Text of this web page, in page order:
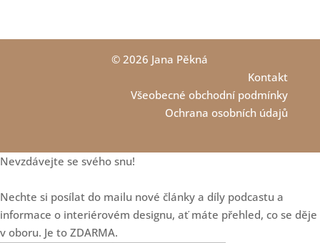
Loading...
Staněk Dvořákovou
35:37
designéři nerostou
Ale co když se to okouká?
Aneb proč Češi nejsou v
interiérech odvážní a co s tím
dělat.
19:47
© 2026 Jana Pěkná
Kontakt
Všeobecné obchodní podmínky
Ochrana osobních údajů
Nevzdávejte se svého snu!
Nechte si posílat do mailu nové články a díly podcastu a
informace o interiérovém designu, ať máte přehled, co se děje
v oboru. Je to ZDARMA.